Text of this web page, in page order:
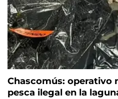
Chascomús: operativo
pesca ilegal en la